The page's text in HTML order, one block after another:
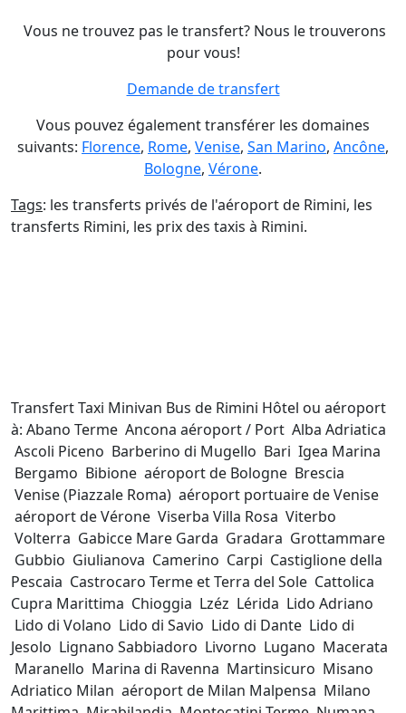
Vous ne trouvez pas le transfert? Nous le trouverons
pour vous!
Demande de transfert
Vous pouvez également transférer les domaines
suivants: Florence, Rome, Venise, San Marino, Ancône,
Bologne, Vérone.
Tags: les transferts privés de l'aéroport de Rimini, les
transferts Rimini, les prix des taxis à Rimini.
Transfert Taxi Minivan Bus de Rimini Hôtel ou aéroport
à: Abano Terme Ancona aéroport / Port Alba Adriatica
Ascoli Piceno Barberino di Mugello Bari Igea Marina
Bergamo Bibione aéroport de Bologne Brescia
Venise (Piazzale Roma) aéroport portuaire de Venise
aéroport de Vérone Viserba Villa Rosa Viterbo
Volterra Gabicce Mare Garda Gradara Grottammare
Gubbio Giulianova Camerino Carpi Castiglione della
Pescaia Castrocaro Terme et Terra del Sole Cattolica
Cupra Marittima Chioggia Lzéz Lérida Lido Adriano
Lido di Volano Lido di Savio Lido di Dante Lido di
Jesolo Lignano Sabbiadoro Livorno Lugano Macerata
Maranello Marina di Ravenna Martinsicuro Misano
Adriatico Milan aéroport de Milan Malpensa Milano